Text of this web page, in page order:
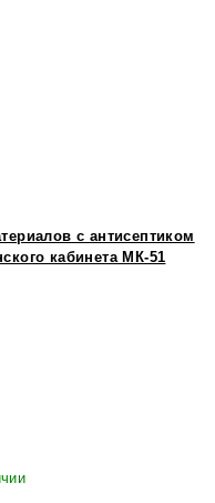
с антисептиком
кабинета МК-51